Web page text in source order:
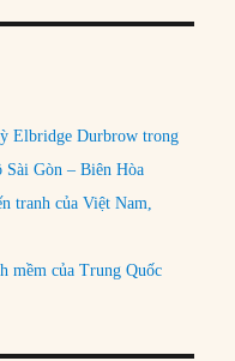
Elbridge Durbrow trong
Sài Gòn – Biên Hòa
tranh của Việt Nam,
mềm của Trung Quốc